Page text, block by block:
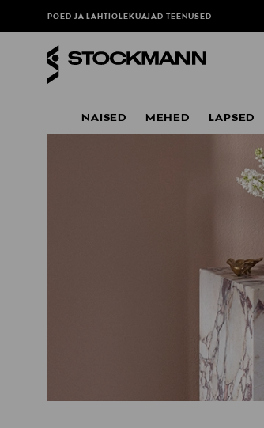
POED JA LAHTIOLEKUAJADTEENUSED
NAISED MEHED LAPSED